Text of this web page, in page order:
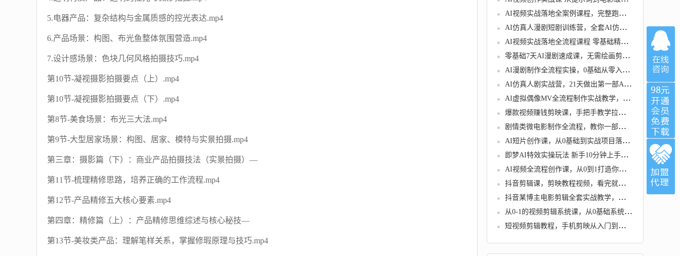
5.电器产品：复杂结构与金属质感的控光表达.mp4
6.产品场景：构图、布光鱼整体氛围营造.mp4
7.设计感场景：色块几何风格拍摄技巧.mp4
第10节-凝视摄影拍摄要点（上）.mp4
第10节-凝视摄影拍摄要点（下）.mp4
第8节-美食场景：布光三大法.mp4
第9节-大型居家场景：构图、居家、模特与实景拍摄.mp4
第三章：摄影篇（下）：商业产品拍摄技法（实景拍摄）—
第11节-梳理精修思路，培养正确的工作流程.mp4
第12节-产品精修五大核心要素.mp4
第四章：精修篇（上）：产品精修思维综述与核心秘技—
第13节-美妆类产品：理解笔样关系，掌握修瑕原理与技巧.mp4
AI视频实战落地全案例课程，完整跑通AI视频从创意策划、素材制作
AI仿真人漫剧短剧训练营，全套AI仿真人漫剧创作与变现能力
AI视频实战落地全流程课程 零基础精通多平台AI创作
零基础7天AI漫剧速成课，无需绘画剪辑，全套工具落地教学
AI漫剧制作全流程实操，0基础从零入门从起号、制作到变现
AI仿真人剧实战营，21天做出第一部AI真人短剧
AI虚拟偶像MV全流程制作实战教学，系统讲解虚拟偶像MV
爆款视频赚钱剪映课，手把手教学拉流涨粉、选品策略和接单运营
剧情类微电影制作全流程，教你一部剧情类微电影从沟通，策划到拍摄制作
AI短片创作课，从0基础到实战项目落地，开启你的AI创作之路
即梦AI特效实操玩法 新手10分钟上手，搞定特效视频制作
AI视频全流程创作课，从0到1打造你的AI神作
抖音剪辑课，剪映教程视频，看完就会操作
抖音某博主电影剪辑全套实战教学，深入学习电影剪辑
从0-1的视频剪辑系统课，从0基础系统掌握实战进阶
短视频剪辑教程，手机剪映从入门到精通，实操教学